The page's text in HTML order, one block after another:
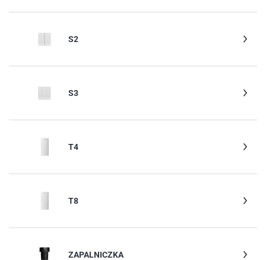
S2
S3
T4
T8
ZAPALNICZKA